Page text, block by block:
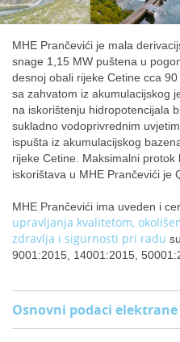
MHE Prančevići je mala
snage 1,15 MW puštena u
desnoj obali rijeke Cetine cca
sa zahvatom iz akumulacijskog
na iskorištenju hidropotencijala
sukladno vodoprivrednim
ispušta iz akumulacijskog
rijeke Cetine. Maksimalni
iskorištava u MHE Prančevići je
MHE Prančevići ima uveden i
upravljanja kvalitetom,
zdravlja i sigurnosti pri radu
9001:2015, 14001:2015,
Osnovni podaci elektrane